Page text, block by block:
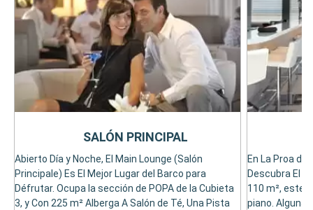
Abierto Día y Noche, El Main Lounge (Salón
Principale) Es El Mejor Lugar del Barco para
Défrutar. Ocupa la sección de POPA de la Cubieta
3, y Con 225 m² Alberga A Salón de Té, Una Pista
SALÓN PRINCIPAL
En La Proa de
Descubra El
110 m², este
piano.